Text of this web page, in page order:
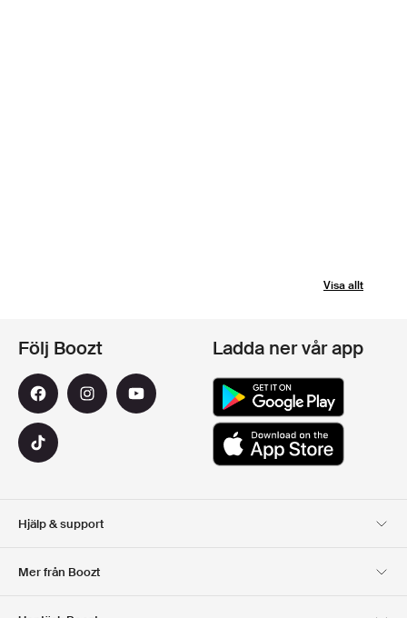
Visa allt
Hjälp & support
Mer från Boozt
Följ Boozt Ladda ner vår app